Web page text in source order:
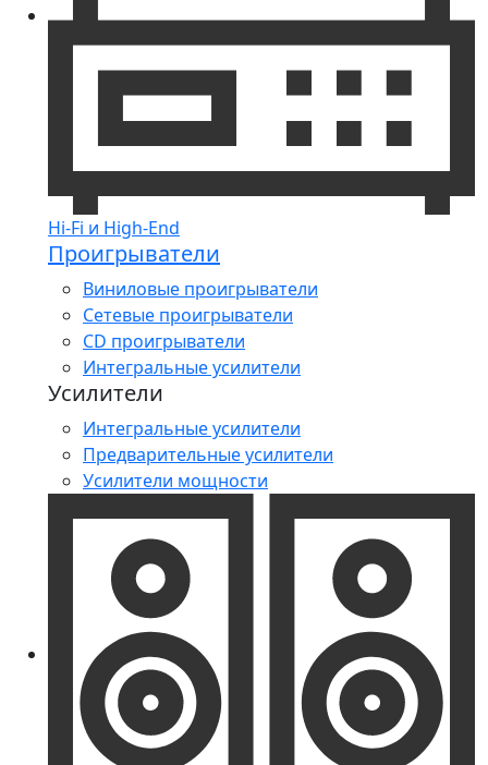
Hi-Fi и High-End
Проигрыватели
Виниловые проигрыватели
Сетевые проигрыватели
CD проигрыватели
Интегральные усилители
Усилители
Интегральные усилители
Предварительные усилители
Усилители мощности